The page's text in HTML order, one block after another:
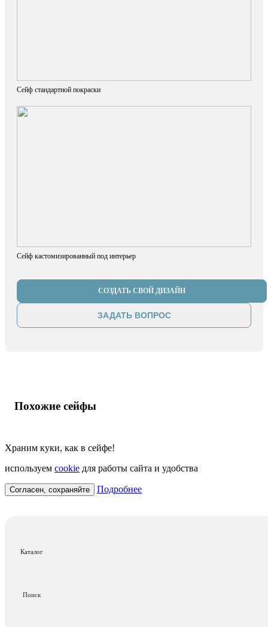
Каталог
Поиск
Сейф стандартной покраски
Сейф кастомизированный под интерьер
СОЗДАТЬ СВОЙ ДИЗАЙН
ЗАДАТЬ ВОПРОС
Похожие сейфы
Храним куки, как в сейфе!
используем cookie для работы сайта и удобства
Согласен, сохраняйте Подробнее